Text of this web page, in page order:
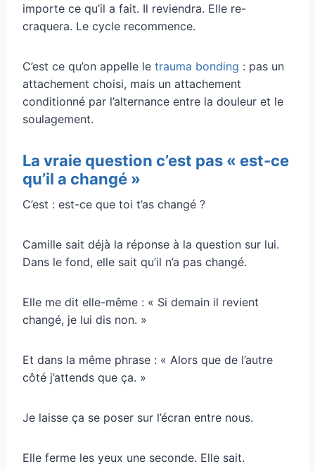
importe ce qu’il a fait. Il reviendra. Elle re-
craquera. Le cycle recommence.
C’est ce qu’on appelle le trauma bonding : pas un
attachement choisi, mais un attachement
conditionné par l’alternance entre la douleur et le
soulagement.
La vraie question c’est pas « est-ce
qu’il a changé »
C’est : est-ce que toi t’as changé ?
Camille sait déjà la réponse à la question sur lui.
Dans le fond, elle sait qu’il n’a pas changé.
Elle me dit elle-même : « Si demain il revient
changé, je lui dis non. »
Et dans la même phrase : « Alors que de l’autre
côté j’attends que ça. »
Je laisse ça se poser sur l’écran entre nous.
Elle ferme les yeux une seconde. Elle sait.